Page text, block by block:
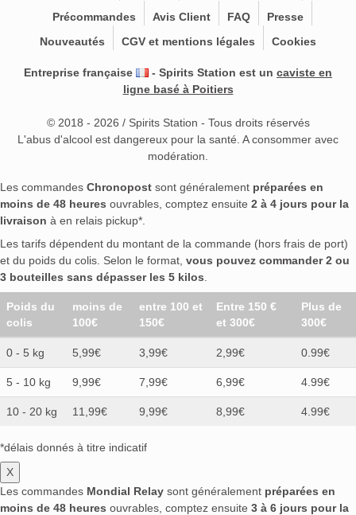
Précommandes
Avis Client FAQ
Presse
Nouveautés
CGV et mentions légales Cookies
Entreprise française - Spirits Station est un caviste en
ligne basé à Poitiers
© 2018 - 2026 / Spirits Station - Tous droits réservés
L'abus d'alcool est dangereux pour la santé. A consommer avec
modération.
Les commandes Chronopost sont généralement préparées en
moins de 48 heures ouvrables, comptez ensuite 2 à 4 jours pour la
livraison à en relais pickup*.
Les tarifs dépendent du montant de la commande (hors frais de port)
et du poids du colis. Selon le format, vous pouvez commander 2 ou
3 bouteilles sans dépasser les 5 kilos
Poids du
colis
moins de
100€
entre 100 et
150€
Entre 150 €
et 300€
Plus de
300€
0 - 5 kg 5,99€ 3,99€ 2,99€ 0.99€
5 - 10 kg 9,99€ 7,99€ 6,99€ 4.99€
10 - 20 kg 11,99€ 9,99€ 8,99€ 4.99€
*délais donnés à titre indicatif
X
Les commandes Mondial Relay sont généralement préparées en
moins de 48 heures ouvrables, comptez ensuite 3 à 6 jours pour la